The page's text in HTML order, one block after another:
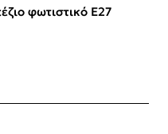
φωτιστικό Ε27